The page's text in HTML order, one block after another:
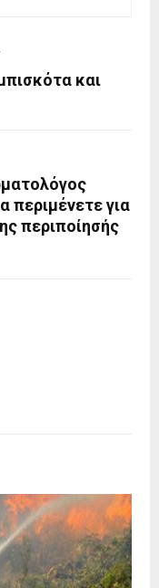
και
περιμένετε για
περιποίησής